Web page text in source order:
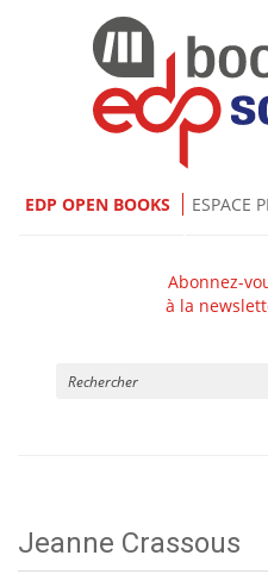
EDP OPEN BOOKS ESPACE
Abonnez-
à la
Jeanne Crassous